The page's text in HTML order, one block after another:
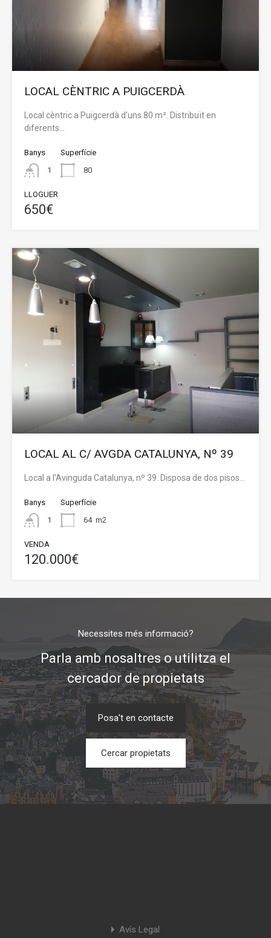
LOCAL CÈNTRIC A PUIGCERDÀ
Local cèntric a Puigcerdà d’uns 80 m². Distribuït en
diferents…
Banys
1
Superfície
80
LLOGUER
650€
LOCAL AL C/ AVGDA CATALUNYA, Nº 39
Local a l’Avinguda Catalunya, nº 39. Disposa de dos pisos…
Banys
1
Superfície
64 m2
VENDA
120.000€
Necessites més informació?
Parla amb nosaltres o utilitza el
cercador de propietats
Posa't en contacte
Cercar propietats
Avís Legal